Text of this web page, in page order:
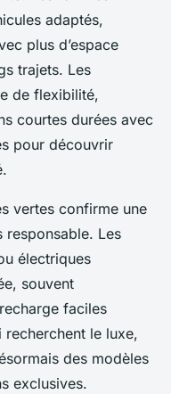
adaptés,
plus d’espace
trajets. Les
de flexibilité,
courtes durées avec
pour découvrir
vertes confirme une
responsable. Les
électriques
souvent
faciles
recherchent le luxe,
des modèles
exclusives.